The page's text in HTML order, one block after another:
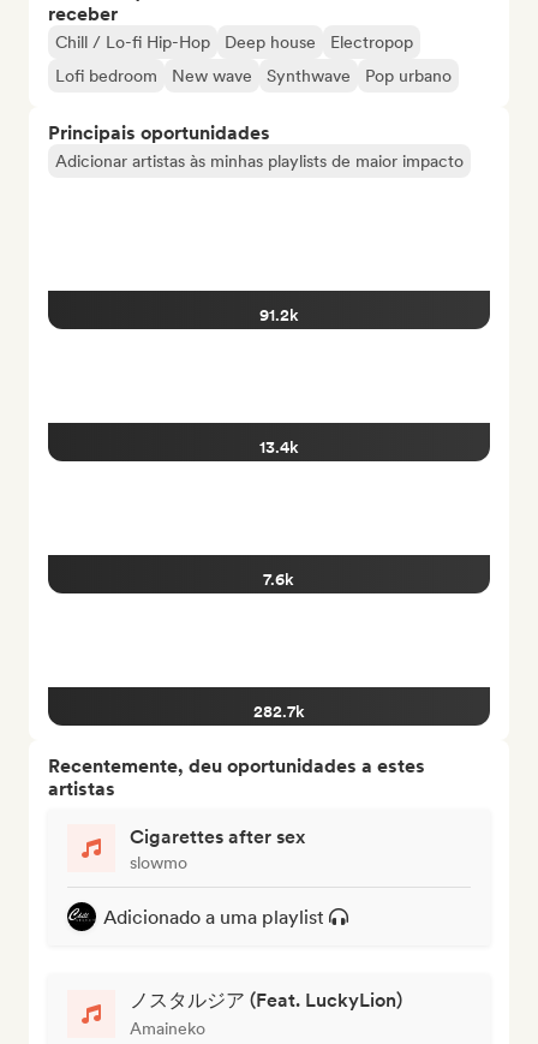
receber
Chill / Lo-fi Hip-Hop Deep house
Electropop
Lofi bedroom
New wave Synthwave Pop urbano
Principais oportunidades
Adicionar artistas às minhas playlists de maior impacto
91.2k
13.4k
7.6k
282.7k
Recentemente, deu oportunidades a estes
artistas
Cigarettes after sex
slowmo
Adicionado a uma playlist
ノスタルジア (Feat. LuckyLion)
Amaineko